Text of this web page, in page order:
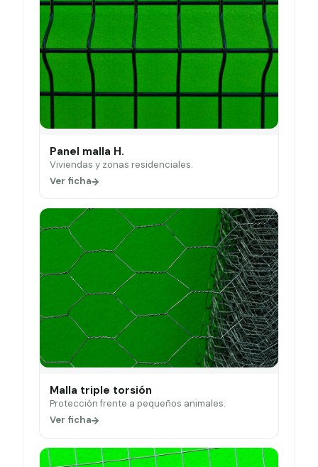
Panel malla H.
Viviendas y zonas residenciales.
Ver ficha
Malla triple torsión
Protección frente a pequeños animales.
Ver ficha